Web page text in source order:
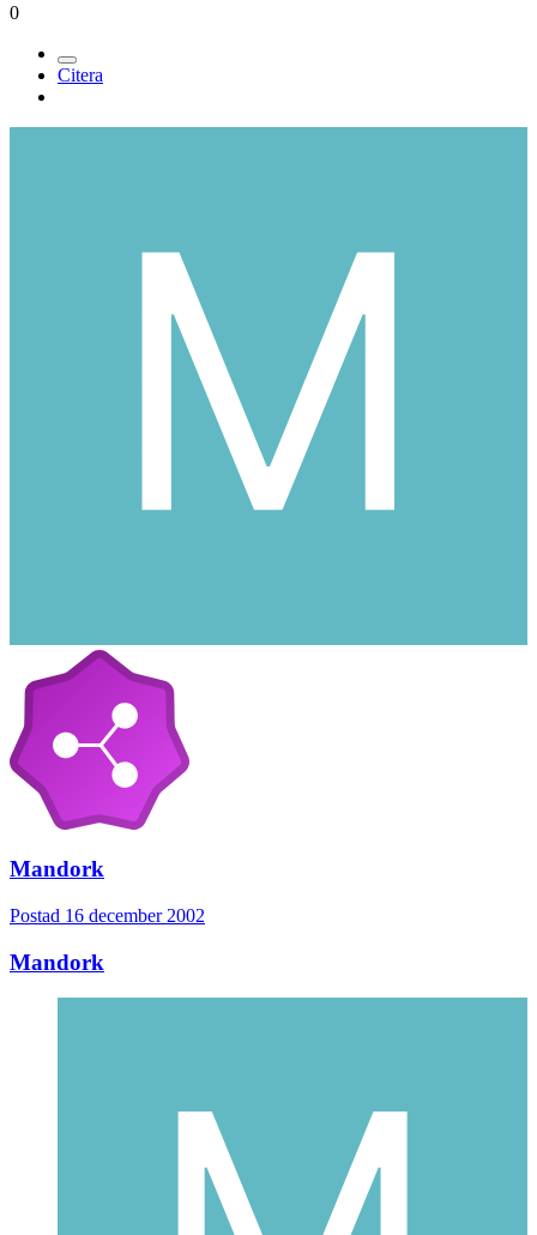
0
Citera
Mandork
Postad 16 december 2002
Mandork